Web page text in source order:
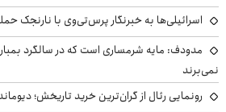
اسرائیلی‌ها به خبرنگار پرس‌تی‌وی با نارنجک
مدودف: مایه شرمساری است که در سالگرد
نمی‌برند
رونمایی رئال از گران‌ترین خرید تاریخش؛